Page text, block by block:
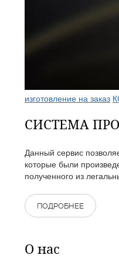
изготовление на заказ
СИСТЕМА
Данный сервис
которые были
полученного из
ПОДРОБНЕЕ
О нас